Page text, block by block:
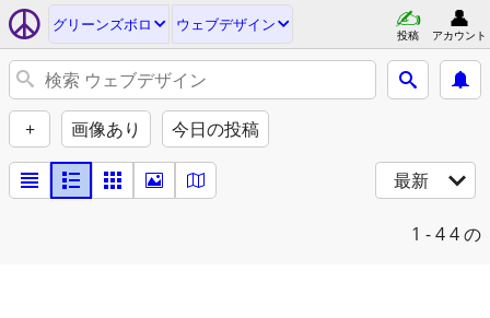
グリーンズボロ ウェブデザイン
投稿 アカウント
+ 画像あり 今日の投稿
最新
1 - 44 の